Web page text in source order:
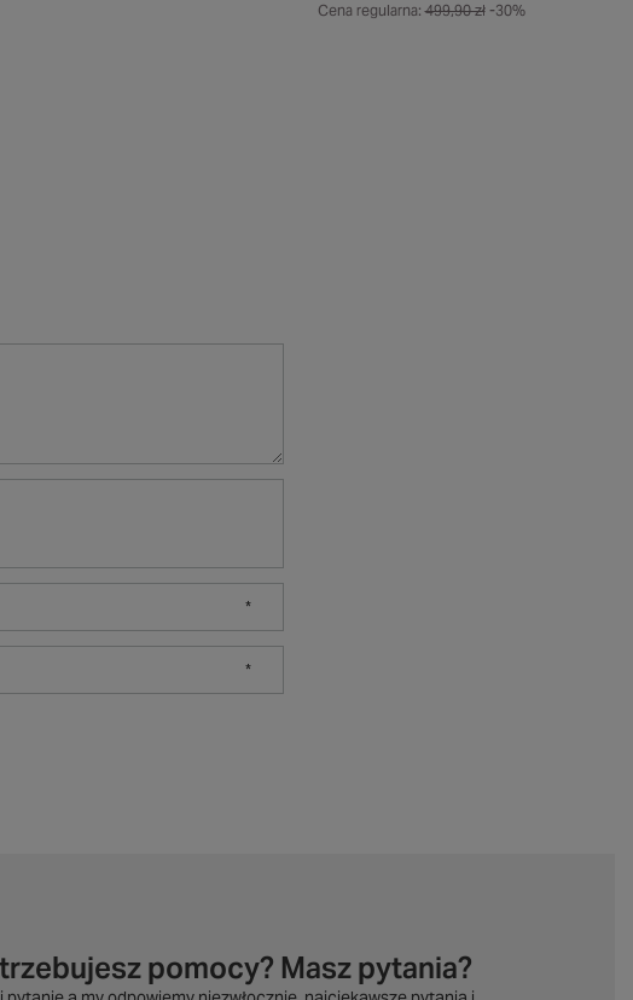
Cena regularna:499,90 zł -30%
pomocy? Masz pytania?